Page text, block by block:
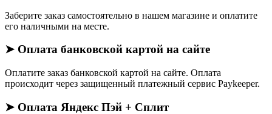
Заберите заказ самостоятельно в нашем магазине и оплатите
его наличными на месте.
➤ Оплата банковской картой на сайте
Оплатите заказ банковской картой на сайте. Оплата
происходит через защищенный платежный сервис Paykeeper.
➤ Оплата Яндекс Пэй + Сплит